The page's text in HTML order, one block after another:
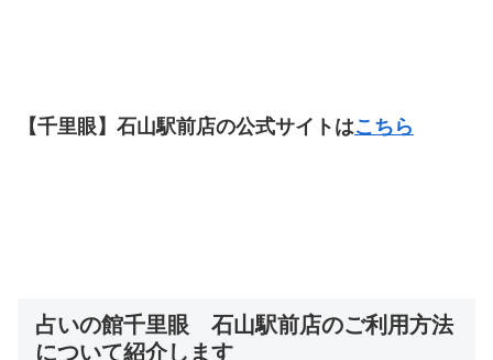
【千里眼】石山駅前店の公式サイトはこちら
占いの館千里眼 石山駅前店のご利用方法
について紹介します